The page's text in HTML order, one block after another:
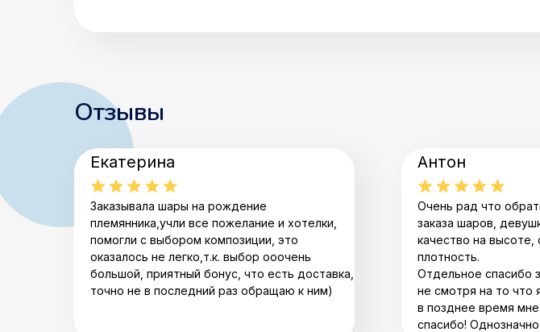
Отзывы
Заказывала шары на рождение
племянника,учли все пожелание и хотелки,
помогли с выбором композиции, это
оказалось не легко,т.к. выбор ооочень
большой, приятный бонус, что есть доставка,
точно не в последний раз обращаю к ним)
Екатерина
Очень рад что
заказа шаров,
качество на
плотность.
Отдельное спасибо
не смотря на то что
в позднее время
спасибо!
Антон